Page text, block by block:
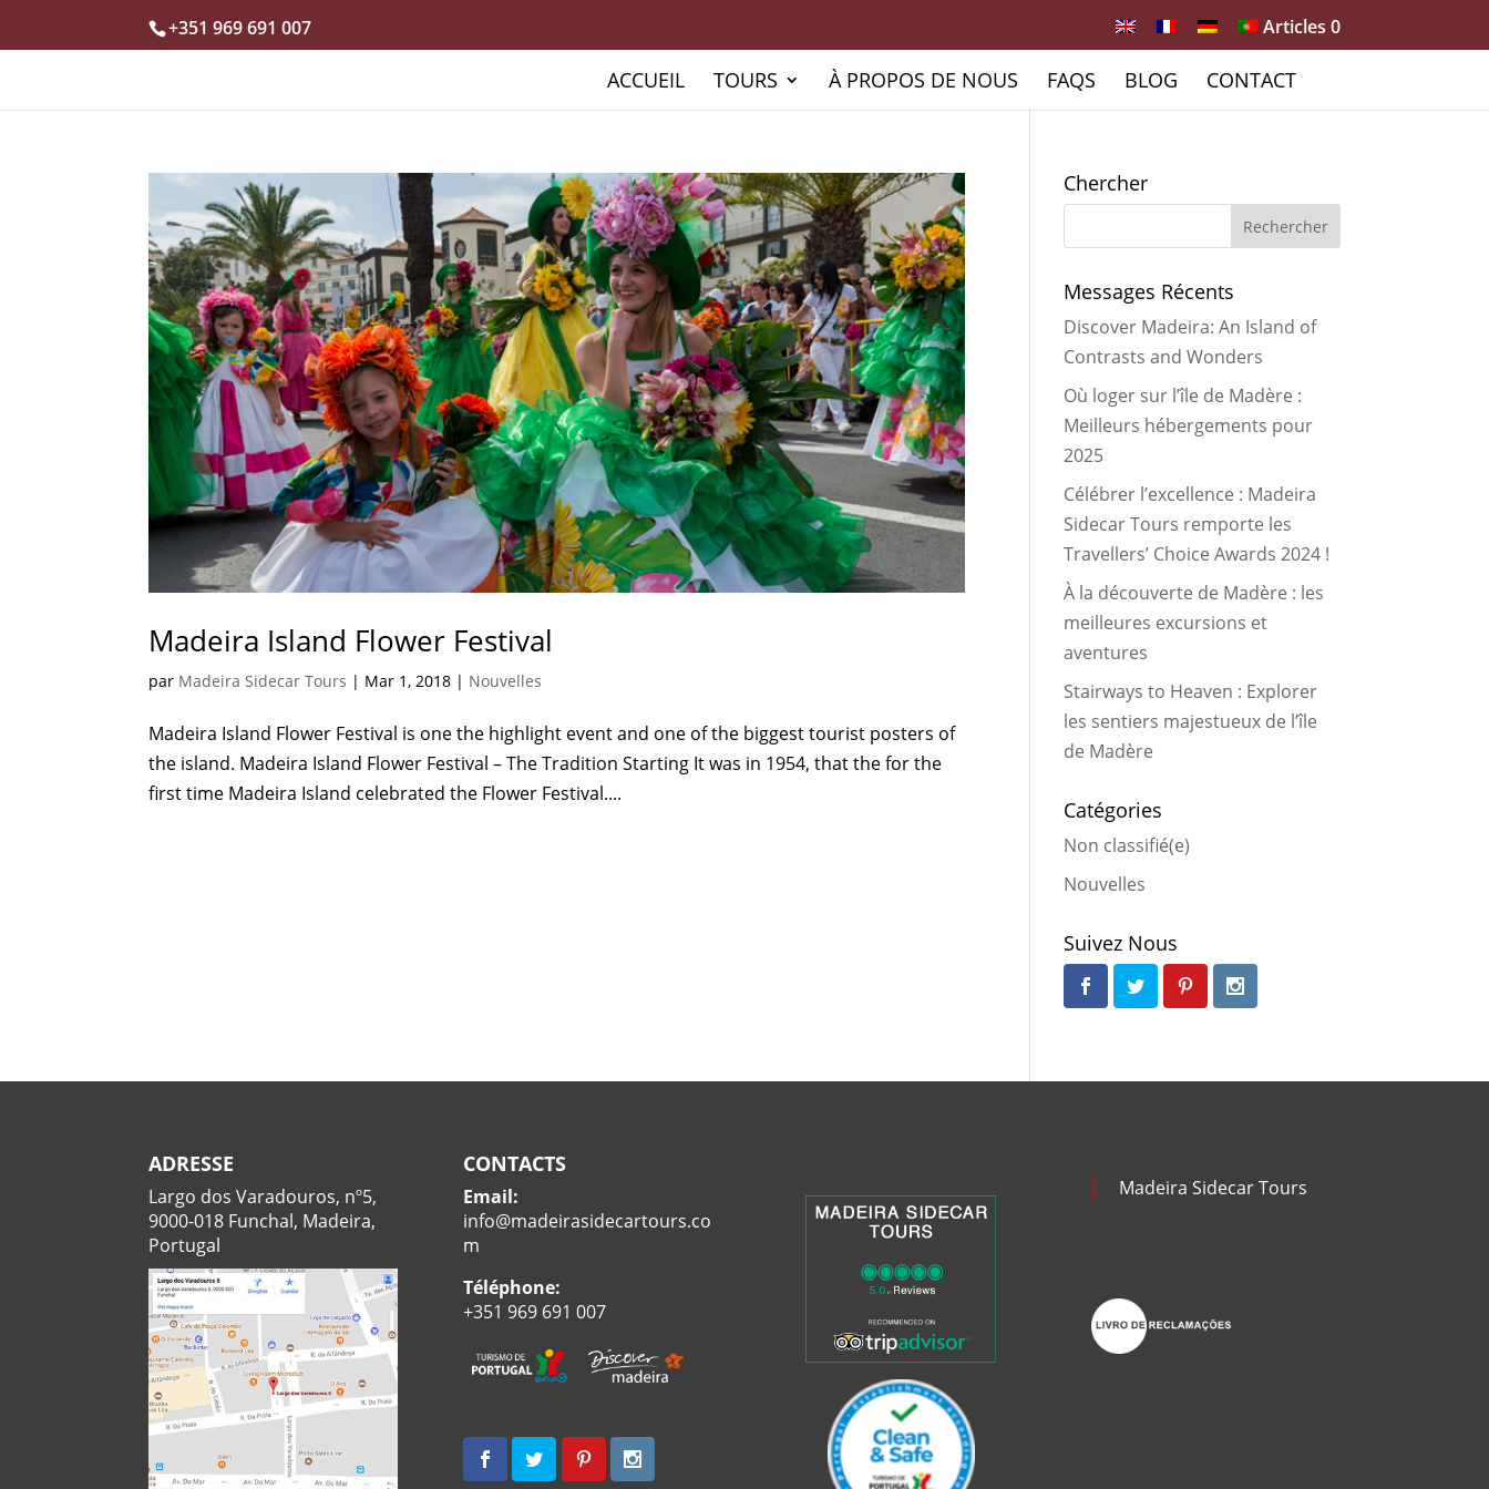
+351 969 691 007 Articles 0
ACCUEIL TOURS À PROPOS DE NOUS FAQS BLOG CONTACT
Madeira Island Flower Festival
par Madeira Sidecar Tours | Mar 1, 2018 | Nouvelles
Madeira Island Flower Festival is one the highlight event and one of the biggest tourist posters of
the island. Madeira Island Flower Festival – The Tradition Starting It was in 1954, that the for the
first time Madeira Island celebrated the Flower Festival....
Chercher
Messages Récents
Discover Madeira: An Island of
Contrasts and Wonders
Où loger sur l’île de Madère :
Meilleurs hébergements pour
2025
Célébrer l’excellence : Madeira
Sidecar Tours remporte les
Travellers’ Choice Awards 2024 !
À la découverte de Madère : les
meilleures excursions et
aventures
Stairways to Heaven : Explorer
les sentiers majestueux de l’île
de Madère
Catégories
Non classifié(e)
Nouvelles
Suivez Nous
ADRESSE
Largo dos Varadouros, nº5,
9000-018 Funchal, Madeira,
Portugal
CONTACTS
Email:
info@madeirasidecartours.co
m
Téléphone:
+351 969 691 007
Madeira Sidecar Tours